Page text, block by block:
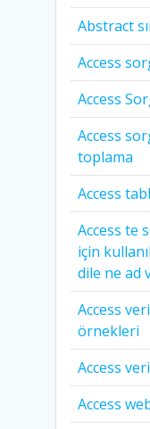
Abstract
Access
Access
Access
toplama
Access
Access te
için
dile ne ad
Access
örnekleri
Access
Access